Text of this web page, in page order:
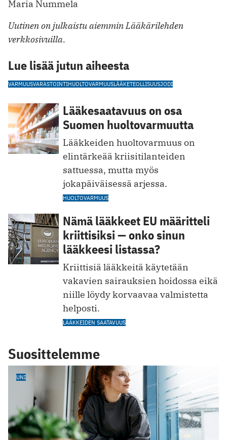
Maria Nummela
Uutinen on julkaistu aiemmin Lääkärilehden
verkkosivuilla.
Lue lisää jutun aiheesta
VARMUUSVARASTOINTIHUOLTOVARMUUSLÄÄKETEOLLISUUSJODI
Lääkesaatavuus on osa
Suomen huoltovarmuutta
Lääkkeiden huoltovarmuus on
elintärkeää kriisitilanteiden
sattuessa, mutta myös
jokapäiväisessä arjessa.
HUOLTOVARMUUS
Nämä lääkkeet EU määritteli
kriittisiksi — onko sinun
lääkkeesi listassa?
Kriittisiä lääkkeitä käytetään
vakavien sairauksien hoidossa eikä
niille löydy korvaavaa valmistetta
helposti.
LÄÄKKEIDEN SAATAVUUS
Suosittelemme
UNI